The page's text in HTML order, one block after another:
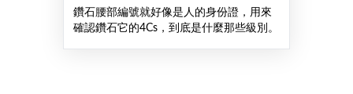
鑽石腰部編號就好像是人的身份證，用來
確認鑽石它的4Cs，到底是什麼那些級別。